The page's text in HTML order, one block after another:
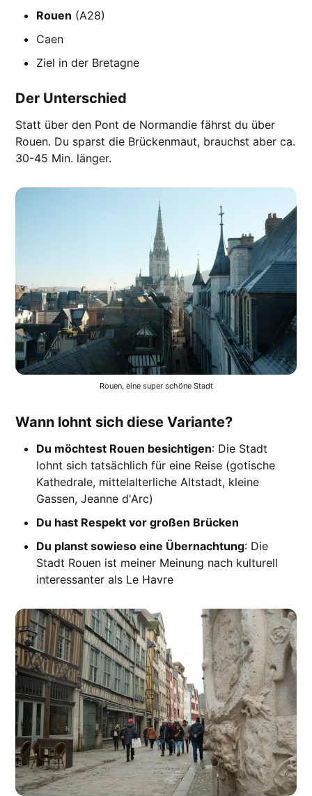
Rouen (A28)
Caen
Ziel in der Bretagne
Der Unterschied
Statt über den Pont de Normandie fährst du über
Rouen. Du sparst die Brückenmaut, brauchst aber ca.
30-45 Min. länger.
Rouen, eine super schöne Stadt
Wann lohnt sich diese Variante?
Du möchtest Rouen besichtigen: Die Stadt
lohnt sich tatsächlich für eine Reise (gotische
Kathedrale, mittelalterliche Altstadt, kleine
Gassen, Jeanne d'Arc)
Du hast Respekt vor großen Brücken
Du planst sowieso eine Übernachtung: Die
Stadt Rouen ist meiner Meinung nach kulturell
interessanter als Le Havre